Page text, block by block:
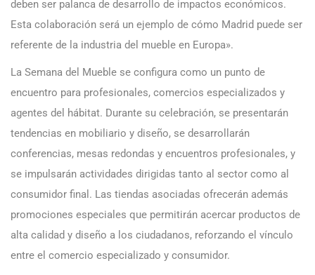
deben ser palanca de desarrollo de impactos económicos.
Esta colaboración será un ejemplo de cómo Madrid puede ser
referente de la industria del mueble en Europa».
La Semana del Mueble se configura como un punto de
encuentro para profesionales, comercios especializados y
agentes del hábitat. Durante su celebración, se presentarán
tendencias en mobiliario y diseño, se desarrollarán
conferencias, mesas redondas y encuentros profesionales, y
se impulsarán actividades dirigidas tanto al sector como al
consumidor final. Las tiendas asociadas ofrecerán además
promociones especiales que permitirán acercar productos de
alta calidad y diseño a los ciudadanos, reforzando el vínculo
entre el comercio especializado y consumidor.